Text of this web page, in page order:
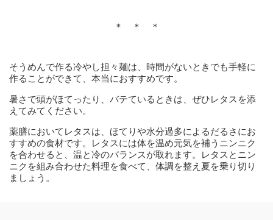
＊ ＊ ＊
そうめんで作る冷やし担々麺は、時間がないときでも手軽に
作ることができて、本当におすすめです。
暑さで頭がほてったり、バテているときは、ぜひレタスを添
えてみてください。
薬膳においてレタスは、ほてりや水分過多によるだるさにお
すすめの食材です。レタスには体を温め元気を補うニンニク
を合わせると、温と冷のバランスが取れます。レタスとニン
ニクを組み合わせた料理を食べて、体調を整え夏を乗り切り
ましょう。